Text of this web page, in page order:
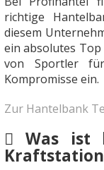
richtige
diesem
ein absolutes
von Sportler
Kompromisse ein.
Zur Hantelbank
Was ist